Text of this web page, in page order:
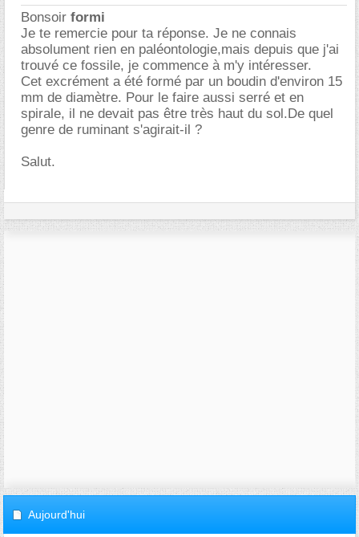
Bonsoir formi
Je te remercie pour ta réponse. Je ne connais
absolument rien en paléontologie,mais depuis que j'ai
trouvé ce fossile, je commence à m'y intéresser.
Cet excrément a été formé par un boudin d'environ 15
mm de diamètre. Pour le faire aussi serré et en
spirale, il ne devait pas être très haut du sol.De quel
genre de ruminant s'agirait-il ?
Salut.
Aujourd'hui